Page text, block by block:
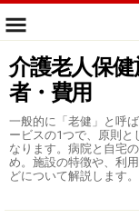
介護老人保
者・費用
一般的に「老健」と呼
ービスの1つで、原則と
なります。病院と自宅
め。施設の特徴や、利
どについて解説します。